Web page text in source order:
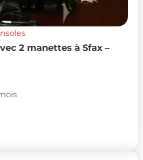
2 manettes à Sfax –